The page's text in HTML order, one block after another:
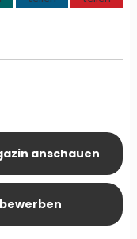
anschauen